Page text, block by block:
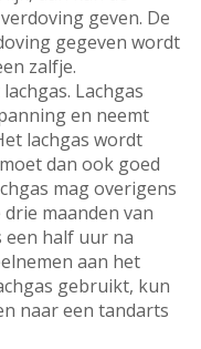
geven. De
gegeven wordt
zalfje.
Lachgas
en neemt
lachgas wordt
dan ook goed
mag overigens
maanden van
een half uur na
aan het
gebruikt, kun
naar een tandarts